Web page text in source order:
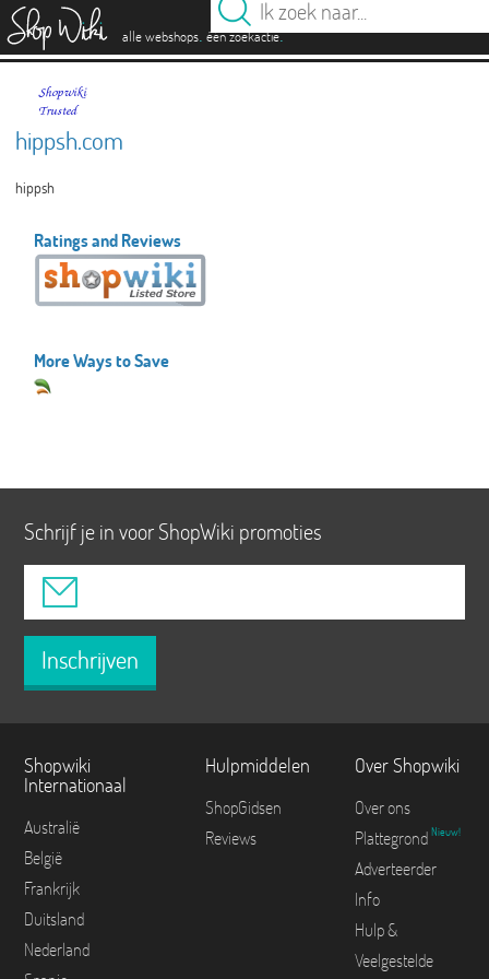
alle webshops. één zoekactie.
hippsh.com
hippsh
Ratings and Reviews
More Ways to Save
Schrijf je in voor ShopWiki promoties
Inschrijven
Shopwiki
Internationaal
Australië
België
Frankrijk
Duitsland
Nederland
Hulpmiddelen
ShopGidsen
Reviews
Over Shopwiki
Over ons
Plattegrond Nieuw!
Adverteerder
Info
Hulp &
Veelgestelde